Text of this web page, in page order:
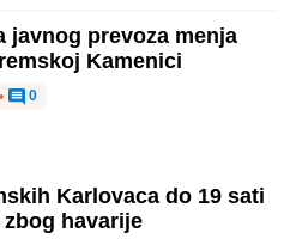
javnog prevoza menja
Kamenici
• 0
Karlovaca do 19 sati
zbog havarije